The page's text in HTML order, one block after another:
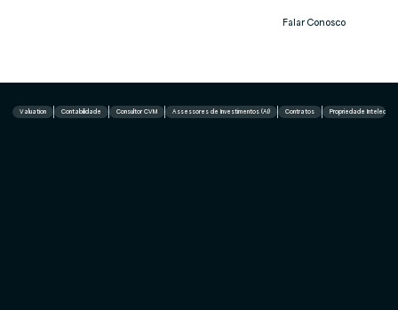
Falar Conosco
Valuation Contabilidade Consultor CVM Assessores de Investimentos (AI) Contratos Propriedade Intelectual